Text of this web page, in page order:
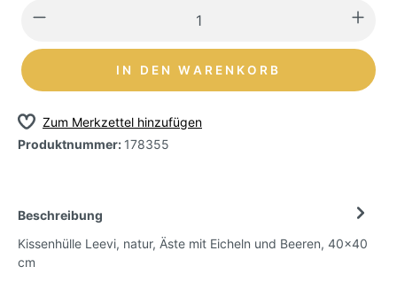
IN DEN WARENKORB
Zum Merkzettel hinzufügen
Produktnummer: 178355
Beschreibung
Kissenhülle Leevi, natur, Äste mit Eicheln und Beeren, 40x40
cm